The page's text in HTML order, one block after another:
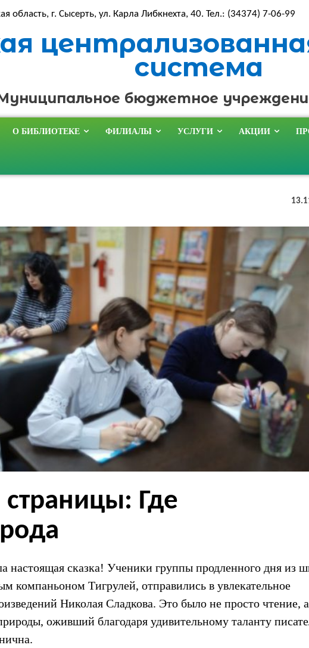
область, г. Сысерть, ул. Карла Либкнехта, 40. Тел.: (34374) 7-06-99
система
бюджетное
О БИБЛИОТЕКЕ ФИЛИАЛЫ УСЛУГИ АКЦИИ
Где
настоящая сказка! Ученики группы продленного дня из
компаньоном Тигрулей, отправились в увлекательное
Николая Сладкова. Это было не просто чтение, а
оживший благодаря удивительному таланту